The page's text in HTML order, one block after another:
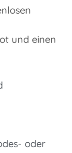
und einen
oder